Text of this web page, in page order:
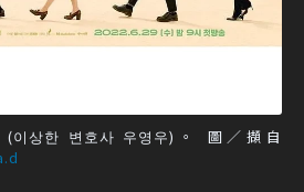
상한 변호사 우영우)。 圖／擷自